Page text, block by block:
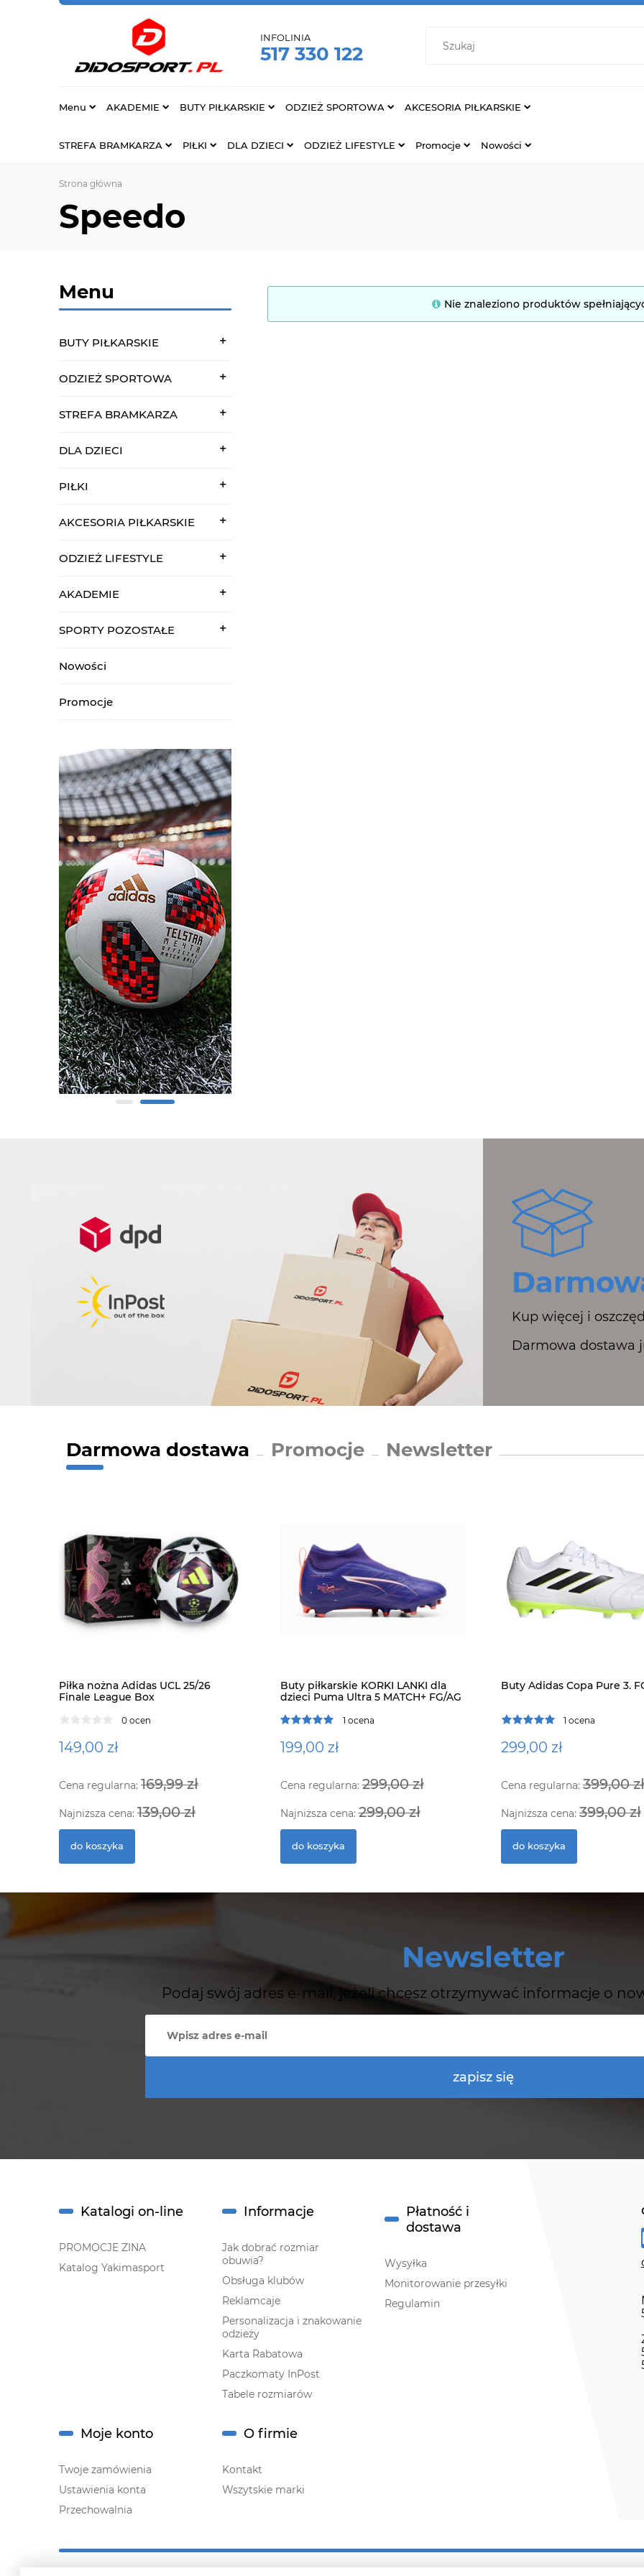
INFOLINIA
517 330 122
Menu AKADEMIE BUTY PIŁKARSKIE ODZIEŻ SPORTOWA AKCESORIA PIŁKARSKIE
STREFA BRAMKARZA PIŁKI DLA DZIECI ODZIEŻ LIFESTYLE Promocje Nowości
Strona główna
Speedo
Menu
BUTY PIŁKARSKIE
ODZIEŻ SPORTOWA
STREFA BRAMKARZA
DLA DZIECI
PIŁKI
AKCESORIA PIŁKARSKIE
ODZIEŻ LIFESTYLE
AKADEMIE
SPORTY POZOSTAŁE
Nowości
Promocje
Nie znaleziono produktów
Kup więcej i
Darmowa dostawa
Darmowa dostawa Promocje Newsletter
Piłka nożna Adidas UCL 25/26
Finale League Box
0 ocen
149,00 zł
Cena regularna: 169,99 zł
Najniższa cena: 139,00 zł
do koszyka
Buty piłkarskie KORKI LANKI dla
dzieci Puma Ultra 5 MATCH+ FG/AG
1 ocena
199,00 zł
Cena regularna:299,00 zł
Najniższa cena:299,00 zł
do koszyka
Buty Adidas Copa Pure 3.
1 ocena
299,00 zł
Cena regularna: 399,00 zł
Najniższa cena: 399,00 zł
do koszyka
Newsletter
Podaj swój adres e-mail, jeżeli chcesz otrzymywać informacje o
zapisz się
Katalogi on-line
PROMOCJE ZINA
Katalog Yakimasport
Informacje
Jak dobrać rozmiar
obuwia?
Obsługa klubów
Reklamcaje
Personalizacja i znakowanie
odzieży
Karta Rabatowa
Paczkomaty InPost
Tabele rozmiarów
Płatność i
dostawa
Wysyłka
Monitorowanie przesyłki
Regulamin
Moje konto
Twoje zamówienia
Ustawienia konta
Przechowalnia
O firmie
Kontakt
Wszytskie marki